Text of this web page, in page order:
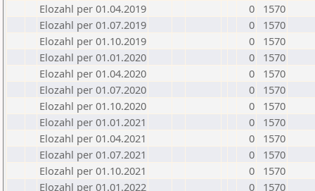
Elozahl per 01.04.2019
0
1570
Elozahl per 01.07.2019
0
1570
Elozahl per 01.10.2019
0
1570
Elozahl per 01.01.2020
0
1570
Elozahl per 01.04.2020
0
1570
Elozahl per 01.07.2020
0
1570
Elozahl per 01.10.2020
0
1570
Elozahl per 01.01.2021
0
1570
Elozahl per 01.04.2021
0
1570
Elozahl per 01.07.2021
0
1570
Elozahl per 01.10.2021
0
1570
Elozahl per 01.01.2022
0
1570